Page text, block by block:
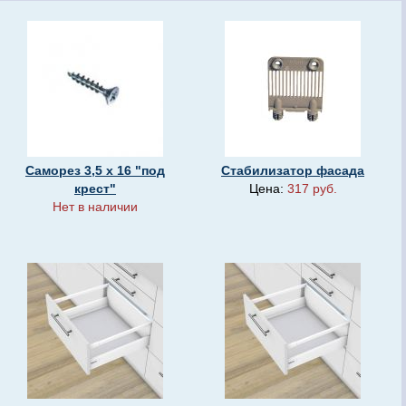
Саморез 3,5 х 16 "под
крест"
Нет в наличии
Стабилизатор фасада
Цена: 317 руб.